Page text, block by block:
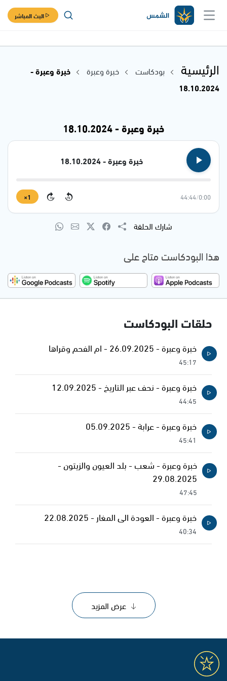
البث المباشر
الرئيسية بودكاست خبرة وعبرة
خبرة وعبرة -
18.10.2024
خبرة وعبرة - 18.10.2024
خبرة وعبرة - 18.10.2024
0:00
/
44:44
15
15
1×
شارك الحلقة
هذا البودكاست متاح على
حلقات البودكاست
خبرة وعبرة - 26.09.2025 - ام الفحم وقراها
45:17
خبرة وعبرة - نحف عبر التاريخ - 12.09.2025
44:45
خبرة وعبرة - عرابة - 05.09.2025
45:41
خبرة وعبرة - شعب - بلد العيون والزيتون -
29.08.2025
47:45
خبرة وعبرة - العودة الى المغار - 22.08.2025
40:34
عرض المزيد